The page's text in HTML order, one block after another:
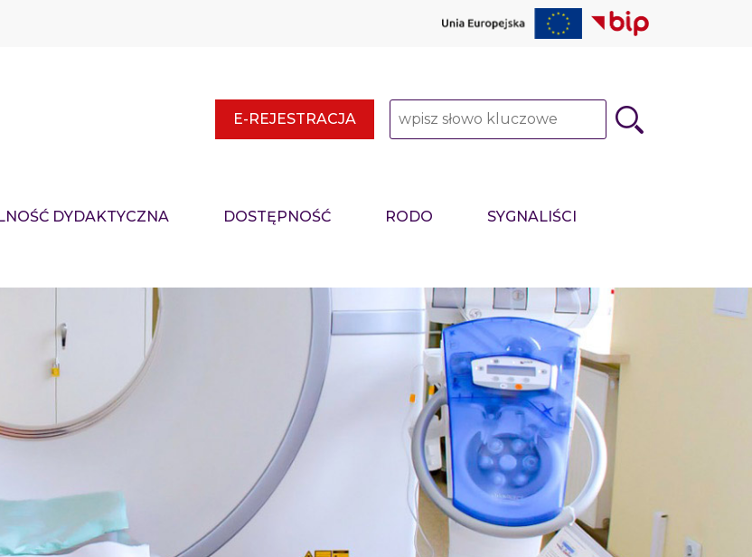
E-REJESTRACJA
Słowo kluczowe
DYDAKTYCZNA DOSTĘPNOŚĆ RODO SYGNALIŚCI